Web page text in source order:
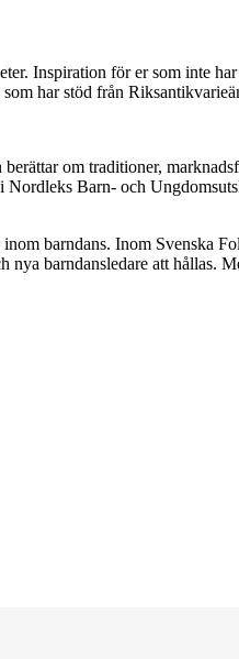
Inspiration för er som inte
som har stöd från
om traditioner,
Barn- och
barndans. Inom Svenska
barndansledare att hållas.